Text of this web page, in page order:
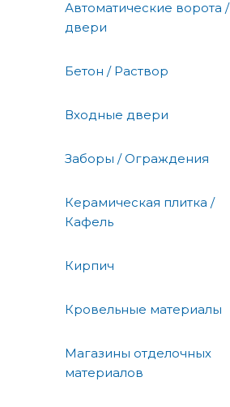
Автоматические ворота /
двери
Бетон / Раствор
Входные двери
Заборы / Ограждения
Керамическая плитка /
Кафель
Кирпич
Кровельные материалы
Магазины отделочных
материалов